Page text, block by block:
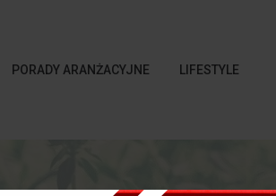
PORADY ARANŻACYJNE LIFESTYLE